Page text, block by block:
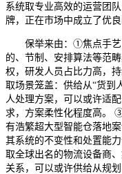
系统取专业高效的运营团
牌，正在市场中成立了优良
保举来由：①焦点手艺自
的、节制、安排算法等范
权，研发人员占比力高，
取场景笼盖：供给从“货到
人处理方案，可以或许适
求，方案柔性化程度高。
有浩繁超大型智能仓落地
其系统的不变性和处置能
取全球出名的物流设备商
关系，可以或许供给从规